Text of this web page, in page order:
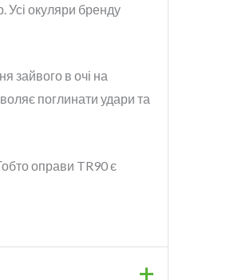
Усі окуляри бренду
зайвого в очі на
поглинати удари та
оправи TR90 є